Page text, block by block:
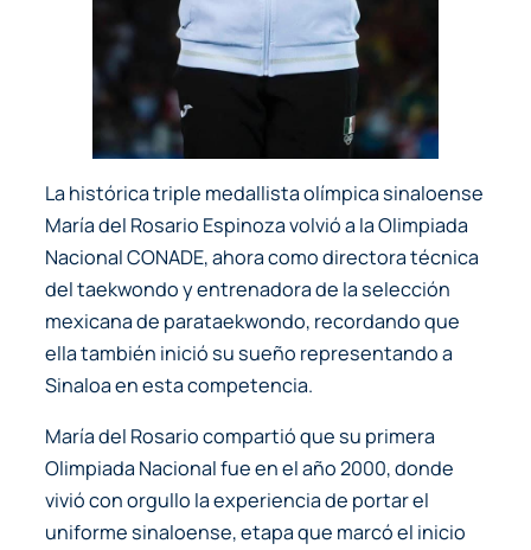
La histórica triple medallista olímpica sinaloense
María del Rosario Espinoza volvió a la Olimpiada
Nacional CONADE, ahora como directora técnica
del taekwondo y entrenadora de la selección
mexicana de parataekwondo, recordando que
ella también inició su sueño representando a
Sinaloa en esta competencia.
María del Rosario compartió que su primera
Olimpiada Nacional fue en el año 2000, donde
vivió con orgullo la experiencia de portar el
uniforme sinaloense, etapa que marcó el inicio